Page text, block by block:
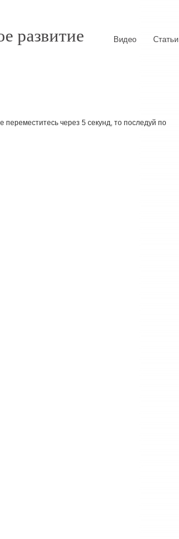
развитие Видео Статьи
через 5 секунд, то последуй по